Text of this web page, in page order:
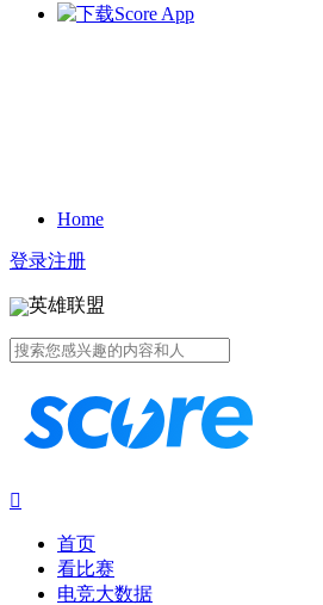
Home
登录注册
英雄联盟

首页
看比赛
电竞大数据